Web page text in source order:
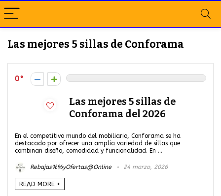
Las mejores 5 sillas de Conforama
0
Las mejores 5 sillas de
Conforama del 2026
En el competitivo mundo del mobiliario, Conforama se ha
destacado por ofrecer una amplia variedad de sillas que
combinan diseño, comodidad y funcionalidad. En ...
Rebajas%%yOfertas@Online 24 marzo, 2026
READ MORE +